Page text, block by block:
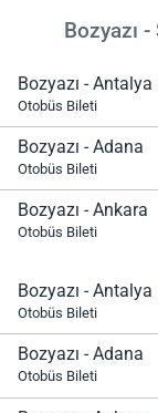
Bozyazı
Bozyazı - Antalya
Otobüs Bileti
Bozyazı - Adana
Otobüs Bileti
Bozyazı - Ankara
Otobüs Bileti
Bozyazı - Antalya
Otobüs Bileti
Bozyazı - Adana
Otobüs Bileti